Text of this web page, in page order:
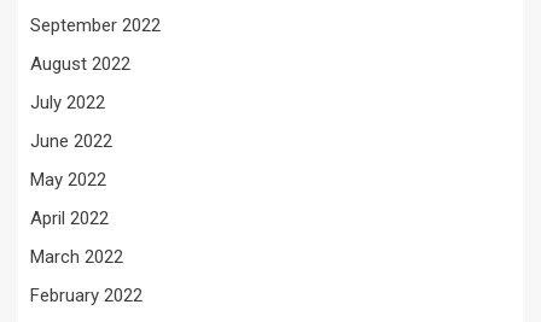
September 2022
August 2022
July 2022
June 2022
May 2022
April 2022
March 2022
February 2022